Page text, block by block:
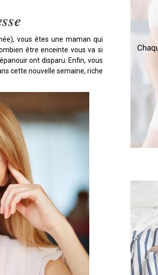
vous êtes une maman qui
être enceinte vous va si
ont disparu. Enfin, vous
cette nouvelle semaine, riche